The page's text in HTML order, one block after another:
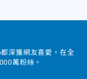
深獲網友喜愛，在全
萬粉絲。